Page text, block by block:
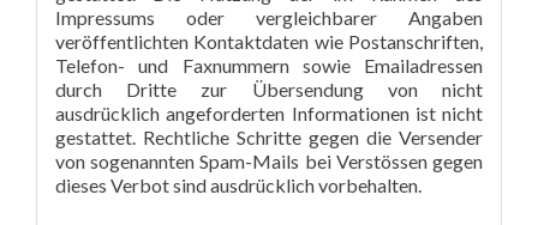
Impressums oder vergleichbarer Angaben
veröffentlichten Kontaktdaten wie Postanschriften,
Telefon- und Faxnummern sowie Emailadressen
durch Dritte zur Übersendung von nicht
ausdrücklich angeforderten Informationen ist nicht
gestattet. Rechtliche Schritte gegen die Versender
von sogenannten Spam-Mails bei Verstössen gegen
dieses Verbot sind ausdrücklich vorbehalten.